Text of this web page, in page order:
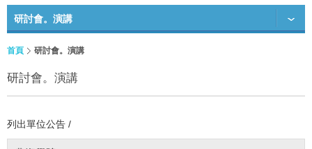
研討會。演講
首頁 研討會。演講
研討會。演講
列出單位公告 /